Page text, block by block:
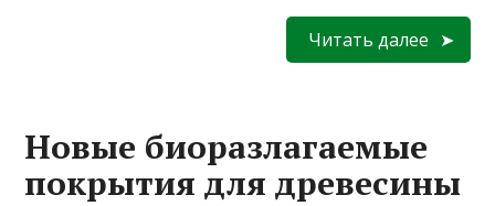
Читать далее
Новые биоразлагаемые
покрытия для древесины